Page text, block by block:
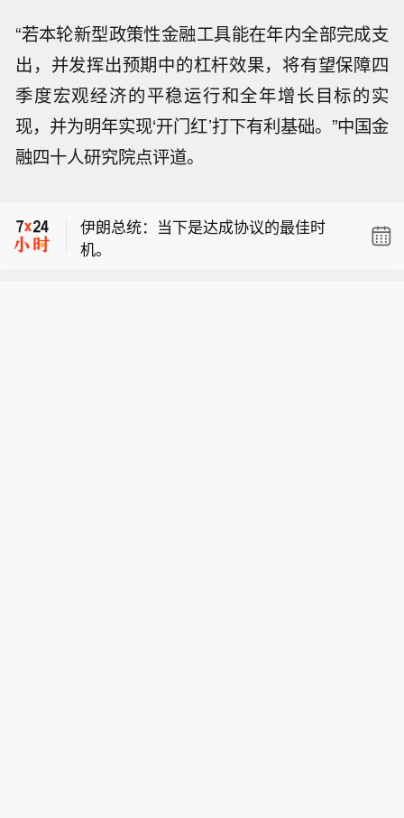
“若本轮新型政策性金融工具能在年内全部完成支
出，并发挥出预期中的杠杆效果，将有望保障四
季度宏观经济的平稳运行和全年增长目标的实
现，并为明年实现‘开门红’打下有利基础。”中国金
融四十人研究院点评道。
伊朗总统：当下是达成协议的最佳时
机。
市场资讯：法律人工智能初创企业哈维
（Harvey）正洽谈融资，计划至少募资
伊朗总统：当下是达成协议的最佳时
机。